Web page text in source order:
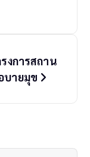
งการสถาน
บายมุข